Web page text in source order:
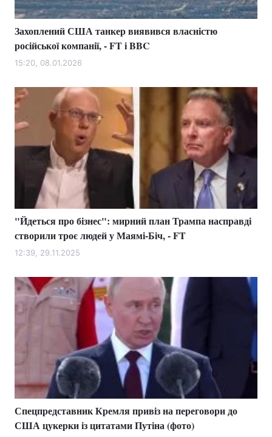
Контакти
Тема оформлення
Захоплений США танкер виявився власністю
російської компанії, - FT і BBC
15:20, 08.01.2026
"Йдеться про бізнес": мирний план Трампа насправді
створили троє людей у Маямі-Біч, - FT
12:39, 29.11.2025
Спецпредставник Кремля привіз на переговори до
США цукерки із цитатами Путіна (фото)